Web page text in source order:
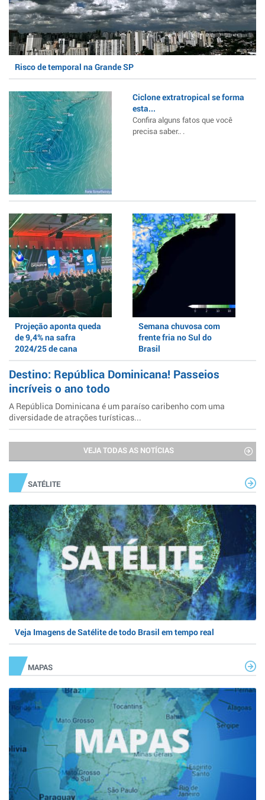
Risco de temporal na Grande SP
Ciclone extratropical se forma
esta...
Confira alguns fatos que você
precisa saber.. .
Projeção aponta queda
de 9,4% na safra
2024/25 de cana
Semana chuvosa com
frente fria no Sul do
Brasil
Destino: República Dominicana! Passeios
incríveis o ano todo
A República Dominicana é um paraíso caribenho com uma
diversidade de atrações turísticas...
VEJA TODAS AS NOTÍCIAS
SATÉLITE
Veja Imagens de Satélite de todo Brasil em tempo real
MAPAS